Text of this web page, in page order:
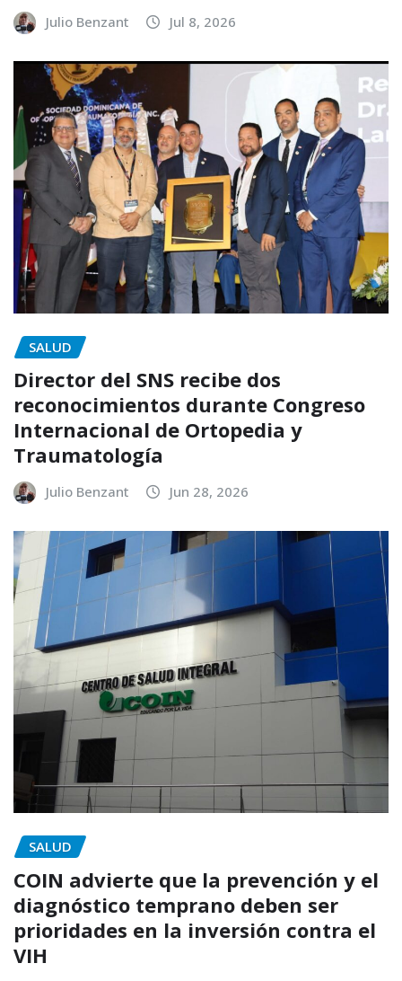
Julio Benzant Jul 8, 2026
SALUD
Director del SNS recibe dos
reconocimientos durante Congreso
Internacional de Ortopedia y
Traumatología
Julio Benzant Jun 28, 2026
SALUD
COIN advierte que la prevención y el
diagnóstico temprano deben ser
prioridades en la inversión contra el
VIH